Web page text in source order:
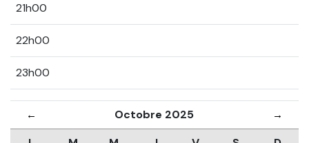
21h00
22h00
23h00
← Octobre 2025 →